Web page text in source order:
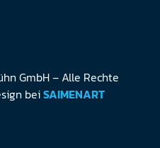
GmbH – Alle Rechte
beiSAIMENART